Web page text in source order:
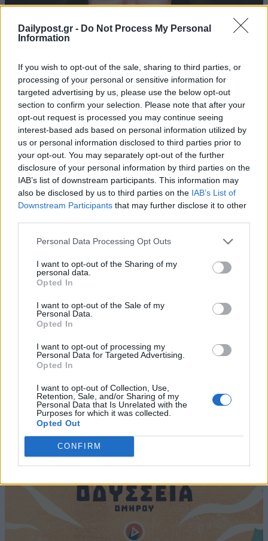
Dailypost.gr - Do Not Process My Personal
Information
If you wish to opt-out of the sale, sharing to third parties, or
processing of your personal or sensitive information for
targeted advertising by us, please use the below opt-out
section to confirm your selection. Please note that after your
opt-out request is processed you may continue seeing
interest-based ads based on personal information utilized by
us or personal information disclosed to third parties prior to
your opt-out. You may separately opt-out of the further
disclosure of your personal information by third parties on the
IAB’s list of downstream participants. This information may
also be disclosed by us to third parties on the IAB’s List of
Downstream Participants that may further disclose it to other
Personal Data Processing Opt Outs
I want to opt-out of the Sharing of my
personal data.
Opted In
I want to opt-out of the Sale of my
Personal Data.
Opted In
I want to opt-out of processing my
Personal Data for Targeted Advertising.
Opted In
I want to opt-out of Collection, Use,
Retention, Sale, and/or Sharing of my
Personal Data that Is Unrelated with the
Purposes for which it was collected.
Opted Out
CONFIRM